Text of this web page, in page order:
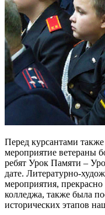
Перед курсантами
мероприятие ветераны
ребят Урок Памяти –
дате. Литературно-
мероприятия,
колледжа, также была
исторических этапов